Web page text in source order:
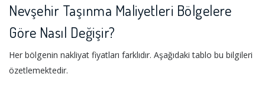
Nevşehir Taşınma Maliyetleri Bölgelere
Göre Nasıl Değişir?
Her bölgenin nakliyat fiyatları farklıdır. Aşağıdaki tablo bu bilgileri
özetlemektedir.